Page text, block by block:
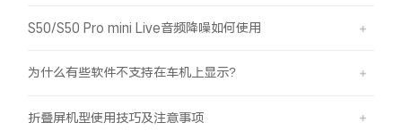
S50/S50 Pro mini Live音频降噪如何使用
为什么有些软件不支持在车机上显示?
折叠屏机型使用技巧及注意事项